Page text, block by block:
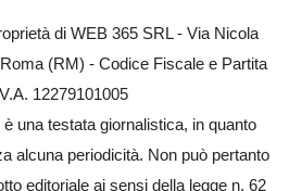
di WEB 365 SRL - Via Nicola
(RM) - Codice Fiscale e Partita
12279101005
una testata giornalistica, in quanto
alcuna periodicità. Non può pertanto
editoriale ai sensi della legge n. 62